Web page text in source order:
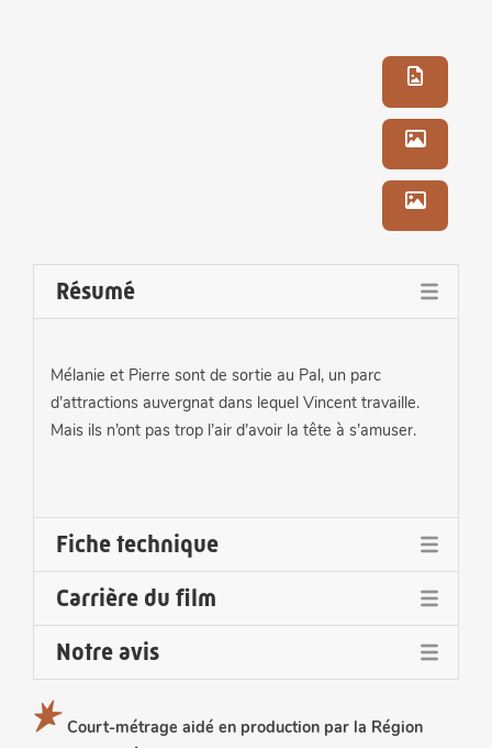
Résumé
Mélanie et Pierre sont de sortie au Pal, un parc
d’attractions auvergnat dans lequel Vincent travaille.
Mais ils n’ont pas trop l’air d’avoir la tête à s’amuser.
Fiche technique
Réalisation: Jean-Benoit Ugeux
Montage son: Jeff Levillain
Directeur de la photo : Erwan Dean
Carrière du film
Sélectionné aux :
Festival du Film court en Plein air de Grenoble (2022) -
Notre avis
Un court-métrage ironique où le parc d'attractions, qui
Court-métrage aidé en production par la Région